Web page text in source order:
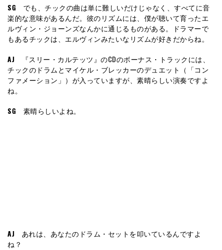
SG でも、チックの曲は単に難しいだけじゃなく、すべてに音
楽的な意味があるんだ。彼のリズムには、僕が聴いて育ったエ
ルヴィン・ジョーンズなんかに通じるものがある。ドラマーで
もあるチックは、エルヴィンみたいなリズムが好きだからね。
AJ 『スリー・カルテッツ』のCDのボーナス・トラックには、
チックのドラムとマイケル・ブレッカーのデュエット（「コン
ファメーション」）が入っていますが、素晴らしい演奏ですよ
ね。
SG 素晴らしいよね。
AJ あれは、あなたのドラム・セットを叩いているんですよ
ね？